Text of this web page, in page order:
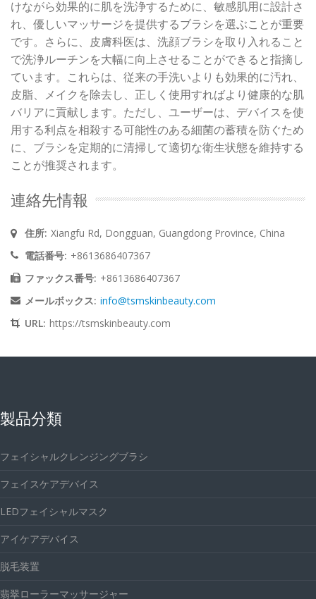
けながら効果的に肌を洗浄するために、敏感肌用に設計さ
れ、優しいマッサージを提供するブラシを選ぶことが重要
です。さらに、皮膚科医は、洗顔ブラシを取り入れること
で洗浄ルーチンを大幅に向上させることができると指摘し
ています。これらは、従来の手洗いよりも効果的に汚れ、
皮脂、メイクを除去し、正しく使用すればより健康的な肌
バリアに貢献します。ただし、ユーザーは、デバイスを使
用する利点を相殺する可能性のある細菌の蓄積を防ぐため
に、ブラシを定期的に清掃して適切な衛生状態を維持する
ことが推奨されます。
連絡先情報
住所: Xiangfu Rd, Dongguan, Guangdong Province, China
電話番号: +8613686407367
ファックス番号: +8613686407367
メールボックス: info@tsmskinbeauty.com
URL: https://tsmskinbeauty.com
製品分類
フェイシャルクレンジングブラシ
フェイスケアデバイス
LEDフェイシャルマスク
アイケアデバイス
脱毛装置
翡翠ローラーマッサージャー